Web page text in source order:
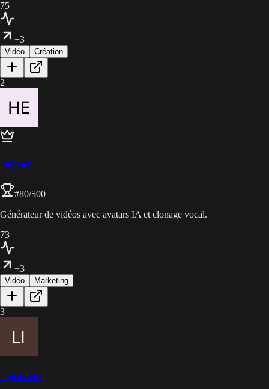
75
+3
Vidéo Création
2
HeyGen
#80/500
Générateur de vidéos avec avatars IA et clonage vocal.
73
+3
Vidéo Marketing
3
Lightricks